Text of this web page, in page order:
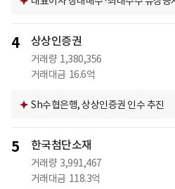
4 상상인증권
거래량 1,380,356
거래대금 16.6억
Sh수협은행, 상상인증권 인수 추진
5 한국첨단소재
거래량 3,991,467
거래대금 118.3억